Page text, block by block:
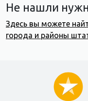
Не нашли
Здесь вы можете
города и районы